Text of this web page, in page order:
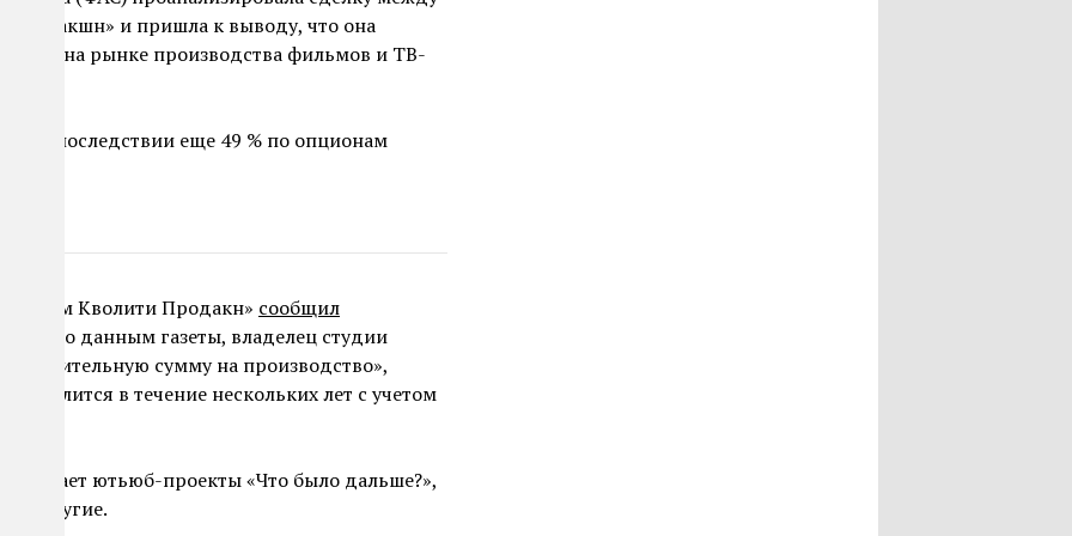
Продакшн» и пришла к выводу, что она
на рынке производства фильмов и ТВ-
% и впоследствии еще 49 % по опционам
Кволити Продакн» сообщил
По данным газеты, владелец студии
«значительную сумму на производство»,
в течение нескольких лет с учетом
ютьюб-проекты «Что было дальше?»,
и другие.